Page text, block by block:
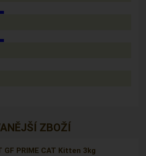
ZBOŽÍ
GF PRIME CAT Kitten 3kg